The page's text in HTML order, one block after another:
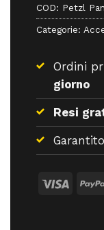
COD: Petzl
Categorie:
Ordini
giorno
Resi